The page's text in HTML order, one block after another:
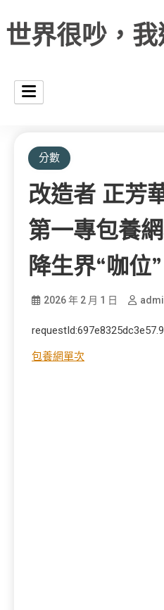
世界很吵，
分數
改造者 正芳
第一專包養
降生界“咖位
2026 年 2 月 1 日
包養網單次